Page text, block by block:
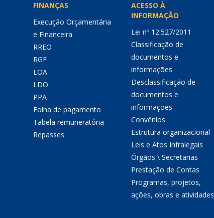
FINANÇAS
Execução Orçamentária
e Financeira
RREO
RGF
LOA
LDO
PPA
Folha de pagamento
Tabela remuneratória
Repasses
ACESSO À
INFORMAÇÃO
Lei nº 12.527/2011
Classificação de
documentos e
informações
Desclassificação de
documentos e
informações
Convênios
Estrutura organizacional
Leis e Atos Infralegais
Órgãos \ Secretarias
Prestação de Contas
Programas, projetos,
ações, obras e atividades